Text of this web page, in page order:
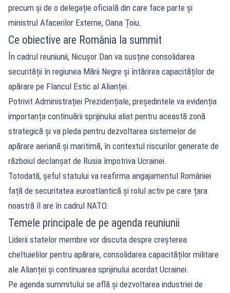
precum și de o delegație oficială din care face parte și
ministrul Afacerilor Externe, Oana Țoiu.
Ce obiective are România la summit
În cadrul reuniunii, Nicușor Dan va susține consolidarea
securității în regiunea Mării Negre și întărirea capacităților de
apărare pe Flancul Estic al Alianței.
Potrivit Administrației Prezidențiale, președintele va evidenția
importanța continuării sprijinului aliat pentru această zonă
strategică și va pleda pentru dezvoltarea sistemelor de
apărare aeriană și maritimă, în contextul riscurilor generate de
războiul declanșat de Rusia împotriva Ucrainei.
Totodată, șeful statului va reafirma angajamentul României
față de securitatea euroatlantică și rolul activ pe care țara
noastră îl are în cadrul NATO.
Temele principale de pe agenda reuniunii
Liderii statelor membre vor discuta despre creșterea
cheltuielilor pentru apărare, consolidarea capacităților militare
ale Alianței și continuarea sprijinului acordat Ucrainei.
Pe agenda summitului se află și dezvoltarea industriei de